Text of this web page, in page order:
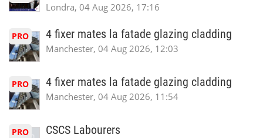
Londra, 04 Aug 2026, 17:16
PRO 4 fixer mates la fatade glazing cladding
Manchester, 04 Aug 2026, 12:03
PRO 4 fixer mates la fatade glazing cladding
Manchester, 04 Aug 2026, 11:54
PRO CSCS Labourers